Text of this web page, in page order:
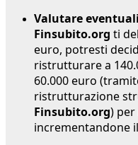
Valutare
Finsubito.org ti
euro, potresti
ristrutturare a
60.000 euro
ristrutturazione
Finsubito.org)
incrementandone